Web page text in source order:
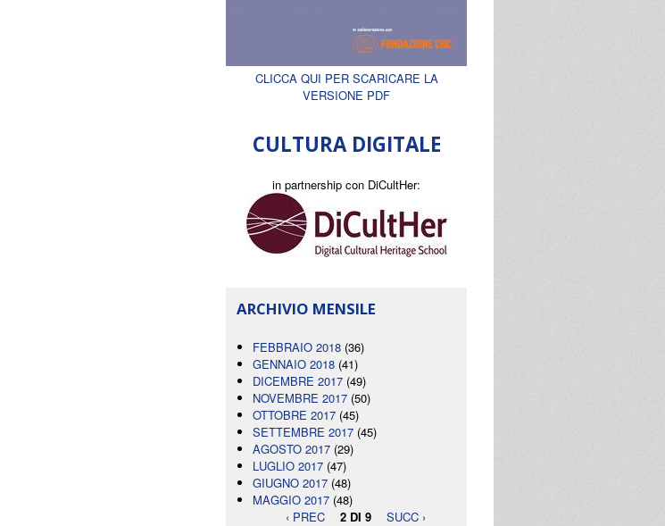
CLICCA QUI PER SCARICARE LA
VERSIONE PDF
CULTURA DIGITALE
in partnership con DiCultHer:
ARCHIVIO MENSILE
FEBBRAIO 2018 (36)
GENNAIO 2018 (41)
DICEMBRE 2017 (49)
NOVEMBRE 2017 (50)
OTTOBRE 2017 (45)
SETTEMBRE 2017 (45)
AGOSTO 2017 (29)
LUGLIO 2017 (47)
GIUGNO 2017 (48)
MAGGIO 2017 (48)
‹ PREC
2 DI 9 SUCC ›